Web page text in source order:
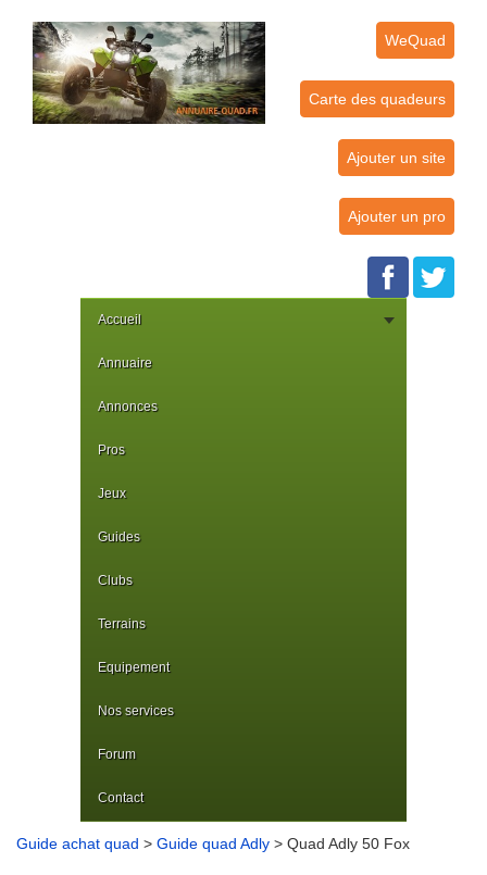
WeQuad
Carte des quadeurs
Ajouter un site
Ajouter un pro
Accueil
Annuaire
Annonces
Pros
Jeux
Guides
Clubs
Terrains
Equipement
Nos services
Forum
Contact
Guide achat quad > Guide quad Adly > Quad Adly 50 Fox